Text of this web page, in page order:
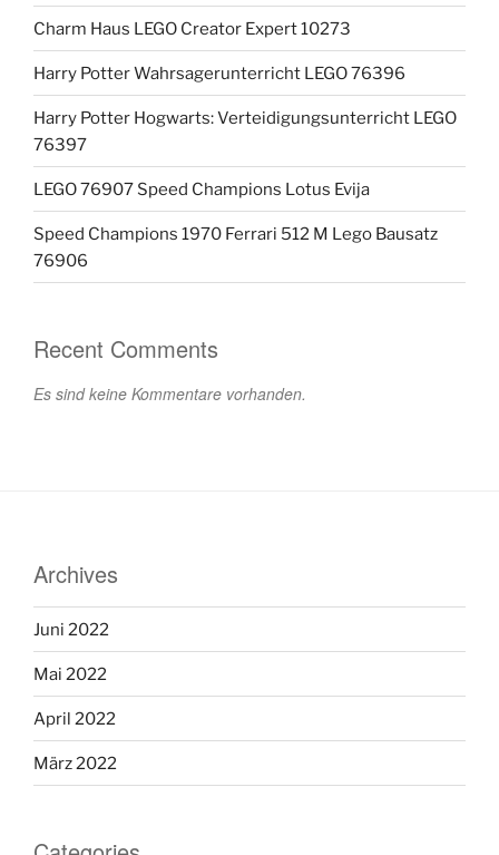
Charm Haus LEGO Creator Expert 10273
Harry Potter Wahrsagerunterricht LEGO 76396
Harry Potter Hogwarts: Verteidigungsunterricht LEGO
76397
LEGO 76907 Speed Champions Lotus Evija
Speed Champions 1970 Ferrari 512 M Lego Bausatz
76906
Recent Comments
Es sind keine Kommentare vorhanden.
Archives
Juni 2022
Mai 2022
April 2022
März 2022